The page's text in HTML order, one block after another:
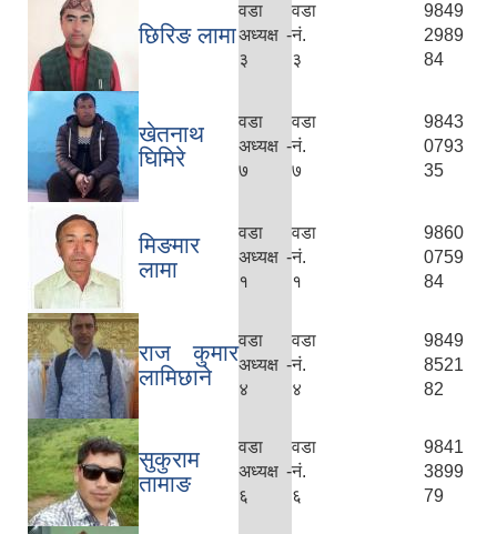
छिरिङ लामा
वडा
अध्यक्ष -
३
वडा
नं.
३
9849
2989
84
खेतनाथ
घिमिरे
वडा
अध्यक्ष -
७
वडा
नं.
७
9843
0793
35
मिङमार
लामा
वडा
अध्यक्ष -
१
वडा
नं.
१
9860
0759
84
राज कुमार
लामिछाने
वडा
अध्यक्ष -
४
वडा
नं.
४
9849
8521
82
सुकुराम
तामाङ
वडा
अध्यक्ष -
६
वडा
नं.
६
9841
3899
79